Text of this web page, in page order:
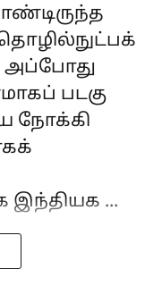
அப்போது
படகு
நோக்கி
...